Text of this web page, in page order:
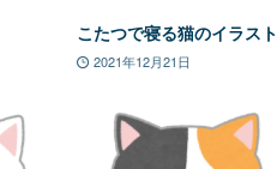
こたつで寝る猫のイラスト
2021年12月21日